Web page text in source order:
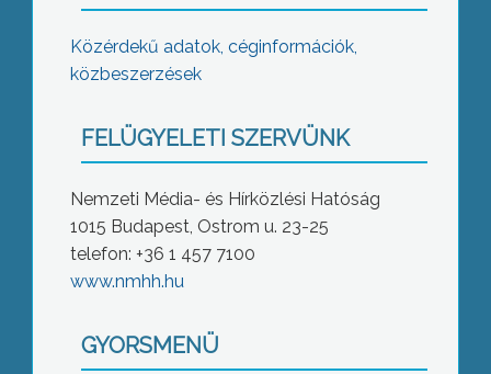
Közérdekű adatok, céginformációk,
közbeszerzések
FELÜGYELETI SZERVÜNK
Nemzeti Média- és Hírközlési Hatóság
1015 Budapest, Ostrom u. 23-25
telefon: +36 1 457 7100
www.nmhh.hu
GYORSMENÜ